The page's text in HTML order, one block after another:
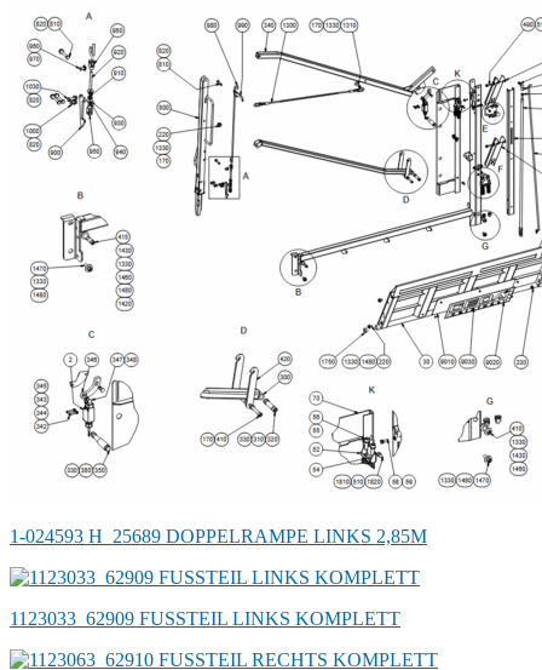
1-024593 H_25689 DOPPELRAMPE LINKS 2,85M
1123033_62909 FUSSTEIL LINKS KOMPLETT